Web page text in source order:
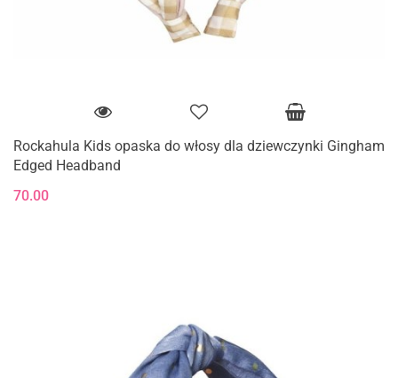
Rockahula Kids opaska do włosy dla dziewczynki Gingham
Edged Headband
70.00